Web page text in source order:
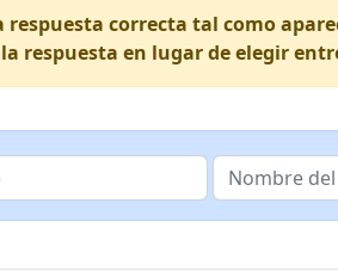
respuesta correcta tal como
respuesta en lugar de elegir